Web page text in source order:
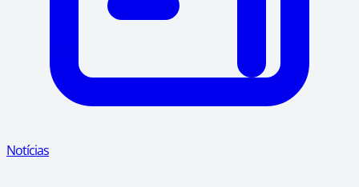
Notícias